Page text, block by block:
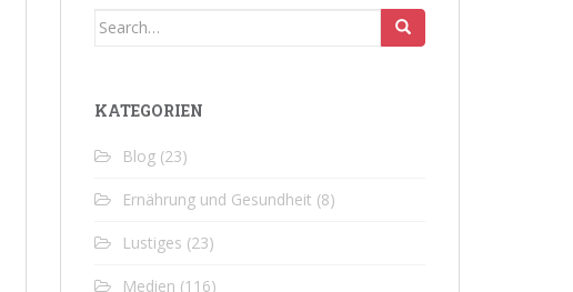
Search
KATEGORIEN
Blog (23)
Ernährung und Gesundheit (8)
Lustiges (23)
Medien (116)